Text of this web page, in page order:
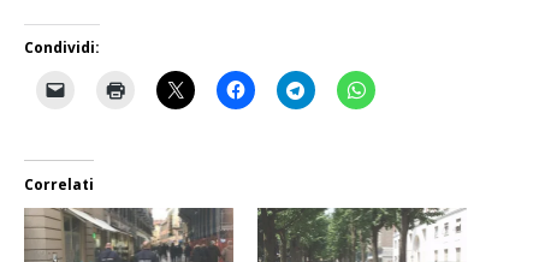
Condividi:
Correlati